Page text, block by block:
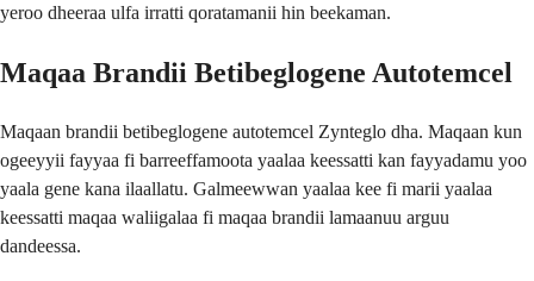
yeroo dheeraa ulfa irratti qoratamanii hin beekaman.
Maqaa Brandii Betibeglogene Autotemcel
Maqaan brandii betibeglogene autotemcel Zynteglo dha. Maqaan kun
ogeeyyii fayyaa fi barreeffamoota yaalaa keessatti kan fayyadamu yoo
yaala gene kana ilaallatu. Galmeewwan yaalaa kee fi marii yaalaa
keessatti maqaa waliigalaa fi maqaa brandii lamaanuu arguu
dandeessa.